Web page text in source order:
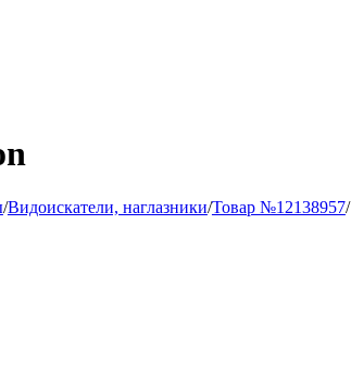
/Видоискатели, наглазники/Товар №12138957/